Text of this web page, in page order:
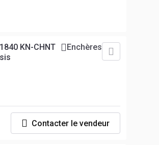
KN-CHNT
Enchères
Contacter le vendeur